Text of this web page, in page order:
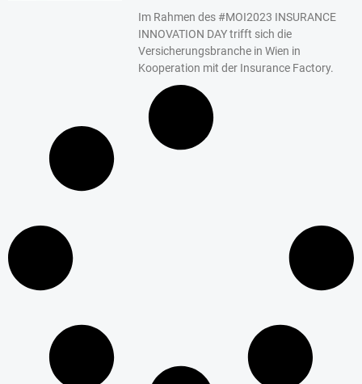
Im Rahmen des #MOI2023 INSURANCE
INNOVATION DAY trifft sich die
Versicherungsbranche in Wien in
Kooperation mit der Insurance Factory.